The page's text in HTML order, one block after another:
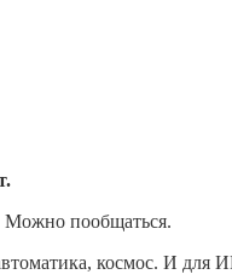
Можно пообщаться.
космос. И для